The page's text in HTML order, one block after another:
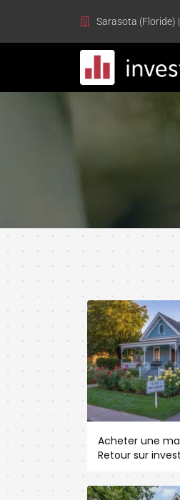
Sarasota (Floride)
Acheter une
Retour sur